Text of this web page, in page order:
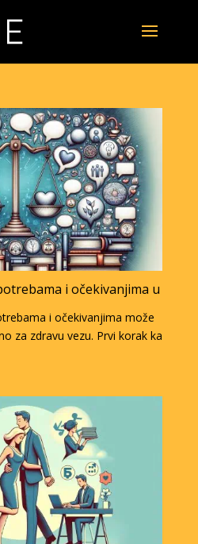
i očekivanjima u
i očekivanjima može
za zdravu vezu. Prvi korak ka